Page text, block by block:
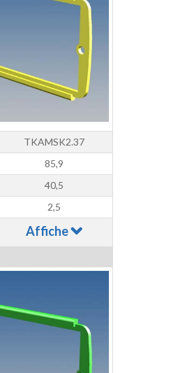
TKAMSK2.37
85,9
40,5
2,5
Affiche